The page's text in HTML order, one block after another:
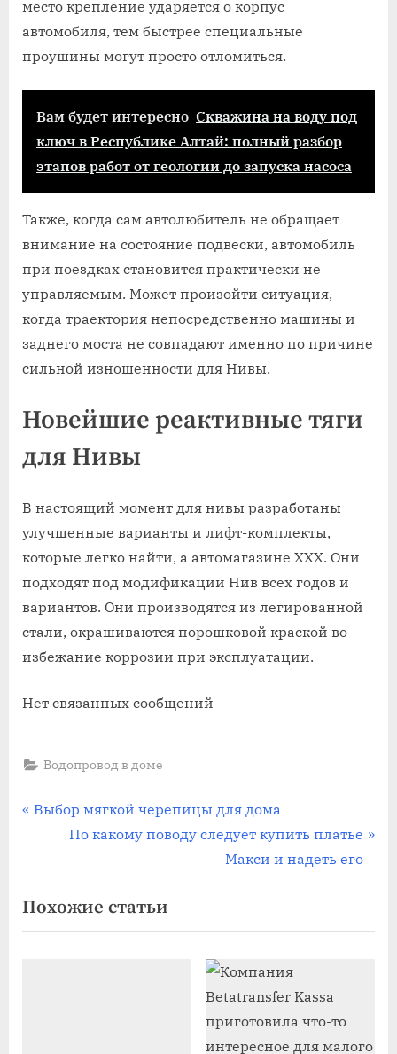
место крепление ударяется о корпус
автомобиля, тем быстрее специальные
проушины могут просто отломиться.
Вам будет интересно Скважина на воду под
ключ в Республике Алтай: полный разбор
этапов работ от геологии до запуска насоса
Также, когда сам автолюбитель не обращает
внимание на состояние подвески, автомобиль
при поездках становится практически не
управляемым. Может произойти ситуация,
когда траектория непосредственно машины и
заднего моста не совпадают именно по причине
сильной изношенности для Нивы.
Новейшие реактивные тяги
для Нивы
В настоящий момент для нивы разработаны
улучшенные варианты и лифт-комплекты,
которые легко найти, а автомагазине ХХХ. Они
подходят под модификации Нив всех годов и
вариантов. Они производятся из легированной
стали, окрашиваются порошковой краской во
избежание коррозии при эксплуатации.
Нет связанных сообщений
Водопровод в доме
Навигация
П
ы
д
Выбор мягкой черепицы для дома
С
д
у
По какому поводу следует купить платье
Макси и надеть его
Похожие статьи